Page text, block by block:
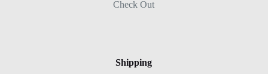
Check Out
Shipping